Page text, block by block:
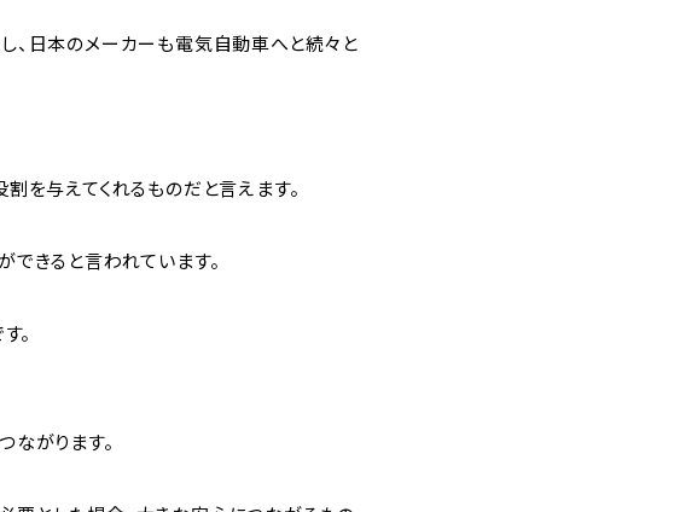
、日本のメーカーも電気自動車へと続々と
を与えてくれるものだと言えます。
きると言われています。
。
がります。